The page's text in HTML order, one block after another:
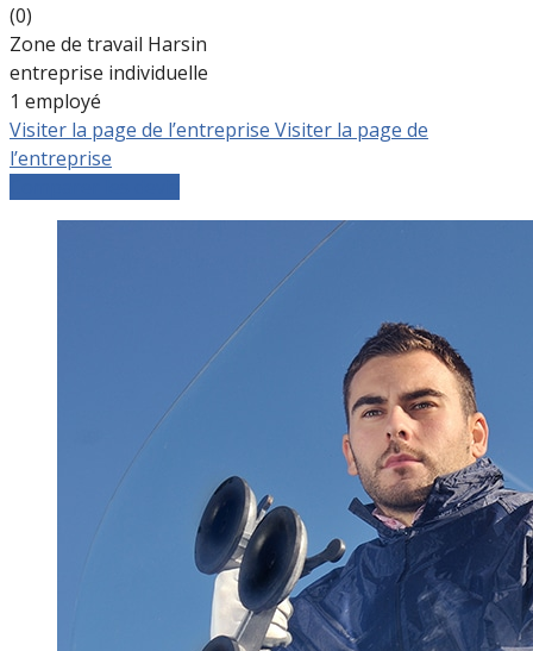
(0)
Zone de travail Harsin
entreprise individuelle
1 employé
Visiter la page de l’entreprise Visiter la page de
l’entreprise